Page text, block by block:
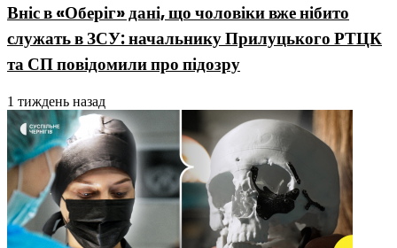
Вніс в «Оберіг» дані, що чоловіки вже нібито
служать в ЗСУ: начальнику Прилуцького РТЦК
та СП повідомили про підозру
1 тиждень назад